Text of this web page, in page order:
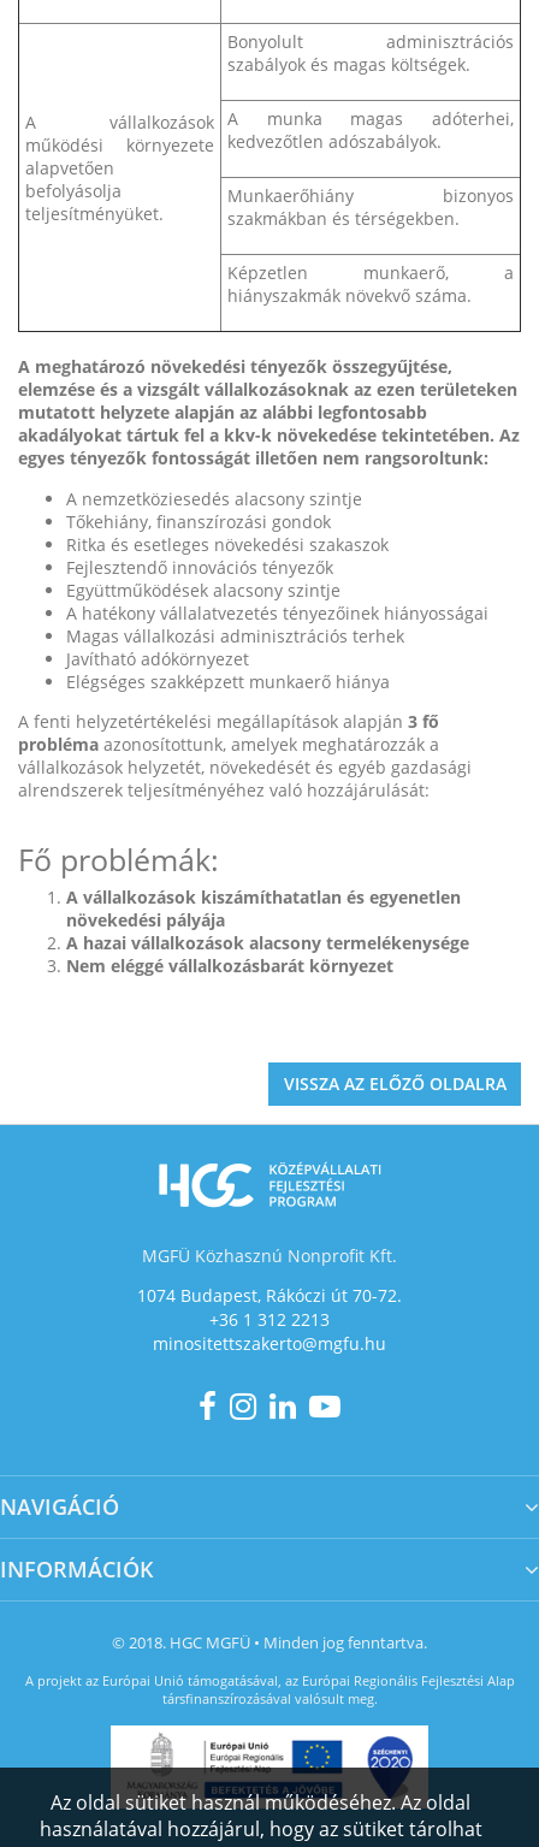
A vállalkozások
működési környezete
alapvetően
befolyásolja
teljesítményüket.
Bonyolult adminisztrációs
szabályok és magas költségek.
A munka magas adóterhei,
kedvezőtlen adószabályok.
Munkaerőhiány bizonyos
szakmákban és térségekben.
Képzetlen munkaerő, a
hiányszakmák növekvő száma.
A meghatározó növekedési tényezők összegyűjtése,
elemzése és a vizsgált vállalkozásoknak az ezen területeken
mutatott helyzete alapján az alábbi legfontosabb
akadályokat tártuk fel a kkv-k növekedése tekintetében. Az
egyes tényezők fontosságát illetően nem rangsoroltunk:
A nemzetköziesedés alacsony szintje
Tőkehiány, finanszírozási gondok
Ritka és esetleges növekedési szakaszok
Fejlesztendő innovációs tényezők
Együttműködések alacsony szintje
A hatékony vállalatvezetés tényezőinek hiányosságai
Magas vállalkozási adminisztrációs terhek
Javítható adókörnyezet
Elégséges szakképzett munkaerő hiánya
A fenti helyzetértékelési megállapítások alapján 3 fő
probléma azonosítottunk, amelyek meghatározzák a
vállalkozások helyzetét, növekedését és egyéb gazdasági
alrendszerek teljesítményéhez való hozzájárulását:
Fő problémák:
A vállalkozások kiszámíthatatlan és egyenetlen
növekedési pályája
A hazai vállalkozások alacsony termelékenysége
Nem eléggé vállalkozásbarát környezet
MGFÜ Közhasznú Nonprofit Kft.
1074 Budapest, Rákóczi út 70-72.
+36 1 312 2213
minositettszakerto@mgfu.hu
NAVIGÁCIÓ
INFORMÁCIÓK
© 2018. HGC MGFÜ • Minden jog fenntartva.
A projekt az Európai Unió támogatásával, az Európai Regionális Fejlesztési Alap
társfinanszírozásával valósult meg.
Az oldal sütiket használ működéséhez. Az oldal
használatával hozzájárul, hogy az sütiket tárolhat